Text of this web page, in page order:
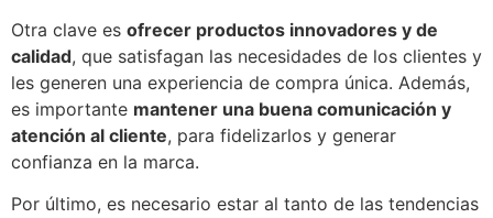
Otra clave es ofrecer productos innovadores y de
calidad, que satisfagan las necesidades de los clientes y
les generen una experiencia de compra única. Además,
es importante mantener una buena comunicación y
atención al cliente, para fidelizarlos y generar
confianza en la marca.
Por último, es necesario estar al tanto de las tendencias